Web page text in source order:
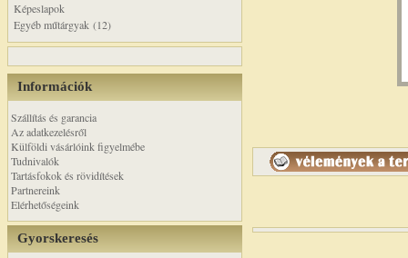
Képeslapok
Egyéb műtárgyak (12)
Információk
Szállítás és garancia
Az adatkezelésről
Külföldi vásárlóink figyelmébe
Tudnivalók
Tartásfokok és rövidítések
Partnereink
Elérhetőségeink
Gyorskeresés